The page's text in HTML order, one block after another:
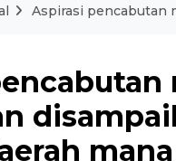
Aspirasi pencabutan